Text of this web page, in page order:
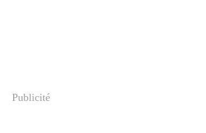
Publicité